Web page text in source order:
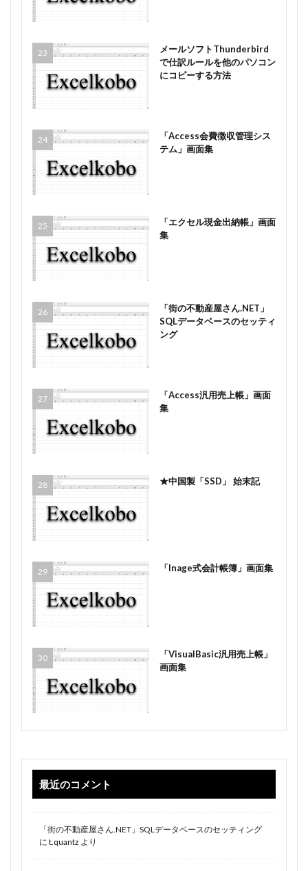
メールソフトThunderbird
で仕訳ルールを他のパソコン
にコピーする方法
「Access会費徴収管理シス
テム」画面集
「エクセル現金出納帳」画面
集
「街の不動産屋さん.NET」
SQLデータベースのセッティ
ング
「Access汎用売上帳」画面
集
★中国製「SSD」 始末記
「Inage式会計帳簿」画面集
「VisualBasic汎用売上帳」
画面集
最近のコメント
「街の不動産屋さん.NET」SQLデータベースのセッティング
に t.quantz より